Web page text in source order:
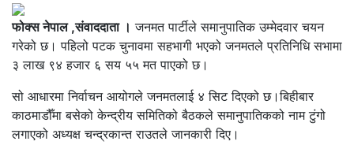
फोक्स नेपाल ,संवाददाता । जनमत पार्टीले समानुपातिक उम्मेदवार चयन
गरेको छ। पहिलो पटक चुनावमा सहभागी भएको जनमतले प्रतिनिधि सभामा
३ लाख ९४ हजार ६ सय ५५ मत पाएको छ।
सो आधारमा निर्वाचन आयोगले जनमतलाई ४ सिट दिएको छ।बिहीबार
काठमाडौँमा बसेको केन्द्रीय समितिको बैठकले समानुपातिकको नाम टुंगो
लगाएको अध्यक्ष चन्द्रकान्त राउतले जानकारी दिए।